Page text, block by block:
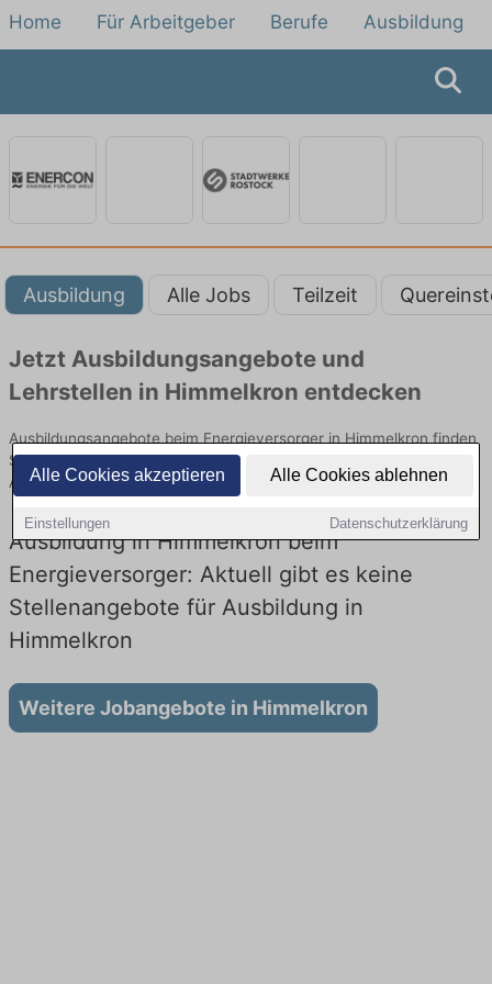
Alle Cookies akzeptieren Alle Cookies ablehnen
Einstellungen Datenschutzerklärung
Home Für Arbeitgeber Berufe Ausbildung
Ausbildung Alle Jobs Teilzeit
Jetzt Ausbildungsangebote und
Lehrstellen in Himmelkron entdecken
Ausbildungsangebote beim Energieversorger in Himmelkron finden
Sie von namhaften Firmen. Entdecken Sie freie Optionen von Top-
Arbeitgebern und bewerben Sie sich noch heute.
Ausbildung in Himmelkron beim
Energieversorger: Aktuell gibt es keine
Stellenangebote für Ausbildung in
Himmelkron
Weitere Jobangebote in Himmelkron